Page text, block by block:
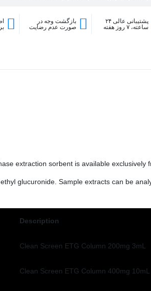
پشتیبانی عالی ۲۴
ساعته، ۷ روز هفته
بازگشت وجه در
صورت عدم رضایت
extraction sorbent is available
glucuronide. Sample extracts can be
Description
Clean Screen ETG Column 200mg 3mL
Clean Screen ETG Column 400mg 10mL